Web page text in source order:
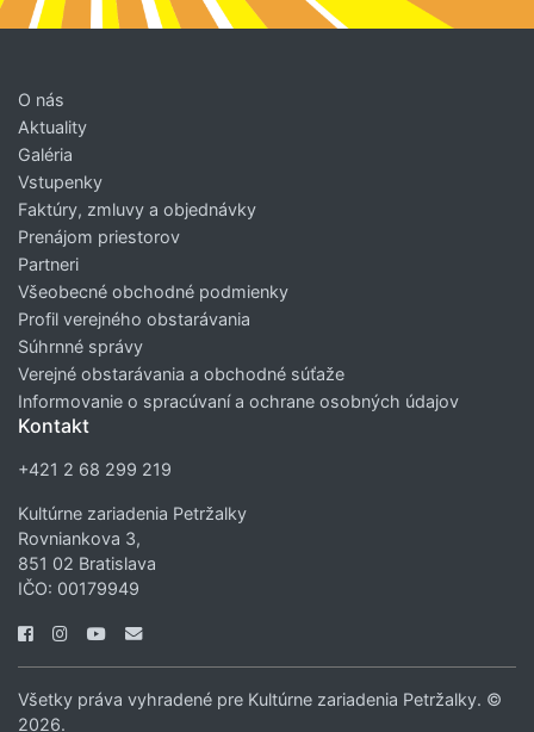
O nás
Aktuality
Galéria
Vstupenky
Faktúry, zmluvy a objednávky
Prenájom priestorov
Partneri
Všeobecné obchodné podmienky
Profil verejného obstarávania
Súhrnné správy
Verejné obstarávania a obchodné súťaže
Informovanie o spracúvaní a ochrane osobných údajov
Kontakt
+421 2 68 299 219
Kultúrne zariadenia Petržalky
Rovniankova 3,
851 02 Bratislava
IČO: 00179949
Všetky práva vyhradené pre Kultúrne zariadenia Petržalky. ©
2026.